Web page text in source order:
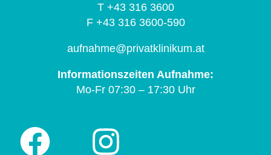
T +43 316 3600
F +43 316 3600-590
aufnahme@privatklinikum.at
Informationszeiten Aufnahme:
Mo-Fr 07:30 – 17:30 Uhr